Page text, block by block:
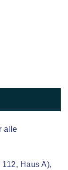
alle
Haus A),